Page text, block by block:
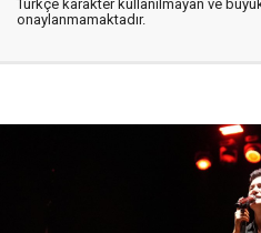
Türkçe karakter kullanılmayan ve
onaylanmamaktadır.